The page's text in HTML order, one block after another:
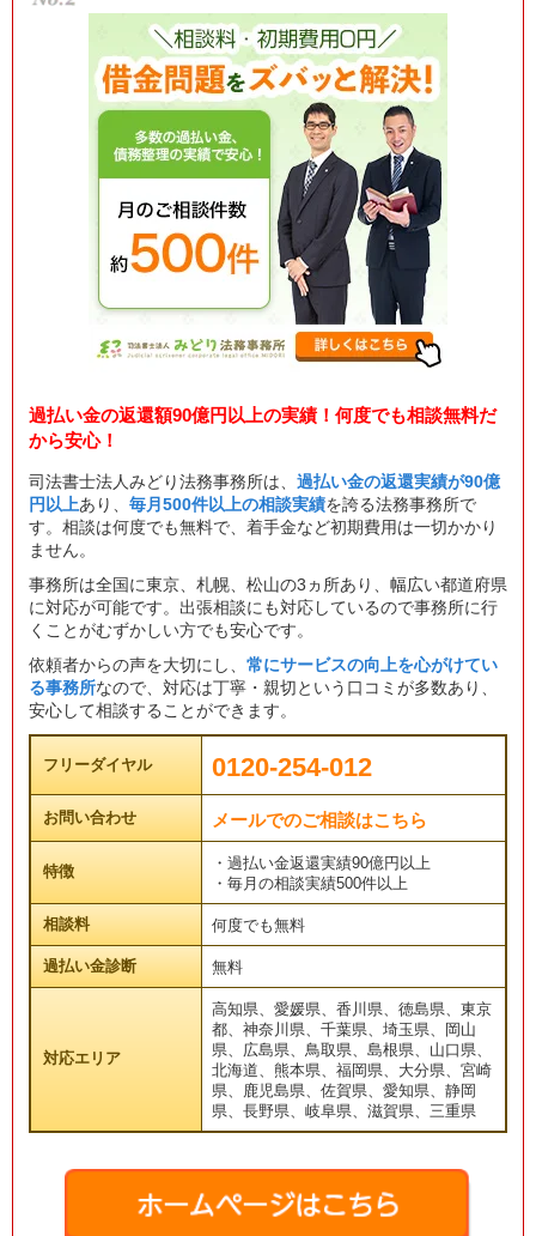
過払い金の返還額90億円以上の実績！何度でも相談無料だ
から安心！
司法書士法人みどり法務事務所は、 過払い金の返還実績が90億
円以上あり、 毎月500件以上の相談実績を誇る法務事務所で
す。相談は何度でも無料で、着手金など初期費用は一切かかり
ません。
事務所は全国に東京、札幌、松山の3ヵ所あり、幅広い都道府県
に対応が可能です。出張相談にも対応しているので事務所に行
くことがむずかしい方でも安心です。
依頼者からの声を大切にし、 常にサービスの向上を心がけてい
る事務所なので、対応は丁寧・親切という口コミが多数あり、
安心して相談することができます。
フリーダイヤル 0120-254-012
お問い合わせ メールでのご相談はこちら
特徴
・過払い金返還実績90億円以上
・毎月の相談実績500件以上
相談料 何度でも無料
過払い金診断 無料
対応エリア
高知県、愛媛県、香川県、徳島県、東京
都、神奈川県、千葉県、埼玉県、岡山
県、広島県、鳥取県、島根県、山口県、
北海道、熊本県、福岡県、大分県、宮崎
県、鹿児島県、佐賀県、愛知県、静岡
県、長野県、岐阜県、滋賀県、三重県